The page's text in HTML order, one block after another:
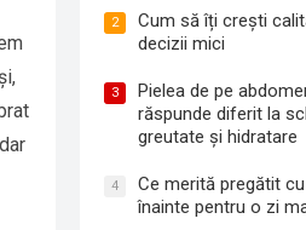
2
Cum să îți crești
decizii mici
3
Pielea de pe
răspunde diferit la
greutate și hidratare
4
Ce merită pregătit
înainte pentru o zi